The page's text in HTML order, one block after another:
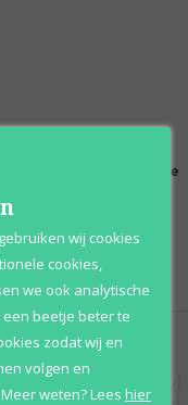
100% originele
wij cookies
cookies,
we ook analytische
beetje beter te
zodat wij en
volgen en
Meer weten?Lees hier